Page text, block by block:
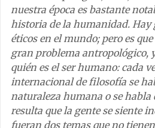
nuestra época es bastante
historia de la humanidad. Hay
éticos en el mundo; pero es
gran problema antropológico,
quién es el ser humano: cada
internacional de filosofía se
naturaleza humana o se habla
resulta que la gente se siente
fueran dos temas que no